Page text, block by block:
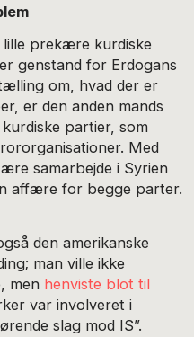
prekære kurdiske
genstand for Erdogans
om, hvad der er
er den anden mands
partier, som
Med
samarbejde i Syrien
affære for begge parter.
den amerikanske
man ville ikke
men henviste blot til
var involveret i
slag mod IS”.